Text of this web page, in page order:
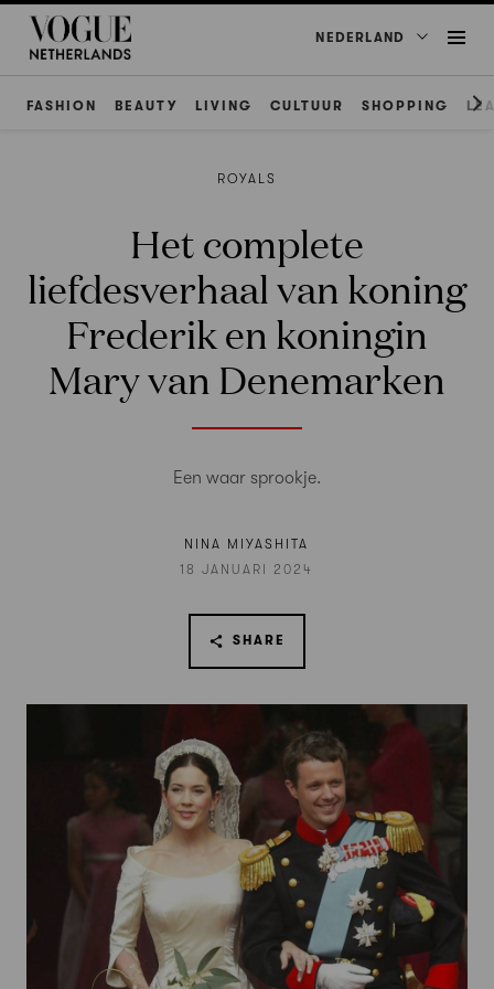
NEDERLAND
FASHION BEAUTY LIVING CULTUUR SHOPPING
ROYALS
Het complete
liefdesverhaal van koning
Frederik en koningin
Mary van Denemarken
Een waar sprookje.
NINA MIYASHITA
18 JANUARI 2024
SHARE